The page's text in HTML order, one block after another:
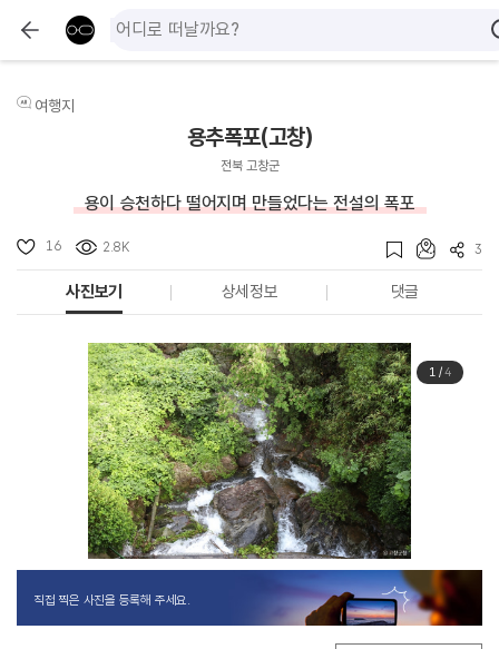
여행지
용추폭포(고창)
전북 고창군
용이 승천하다 떨어지며 만들었다는 전설의 폭포
16 2.8K 3
사진보기 상세정보 댓글
1/4
직접 찍은 사진을 등록해 주세요.